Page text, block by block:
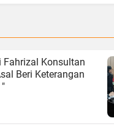
Fahrizal Konsultan
Beri Keterangan